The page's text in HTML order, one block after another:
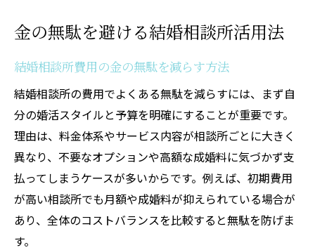
金の無駄を避ける結婚相談所活用法
結婚相談所費用の金の無駄を減らす方法
結婚相談所の費用でよくある無駄を減らすには、まず自
分の婚活スタイルと予算を明確にすることが重要です。
理由は、料金体系やサービス内容が相談所ごとに大きく
異なり、不要なオプションや高額な成婚料に気づかず支
払ってしまうケースが多いからです。例えば、初期費用
が高い相談所でも月額や成婚料が抑えられている場合が
あり、全体のコストバランスを比較すると無駄を防げま
す。